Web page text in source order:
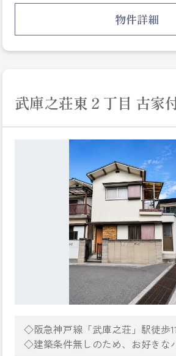
・給湯器・照明器具・配管（給
・コンセント（各所スイッチ）・
・フロアタイル上貼（LDK・洋室
物件詳細
武庫之荘東２丁目 古家
◇阪急神戸線「武庫之荘」駅徒歩
◇建築条件無しのため、お好きな